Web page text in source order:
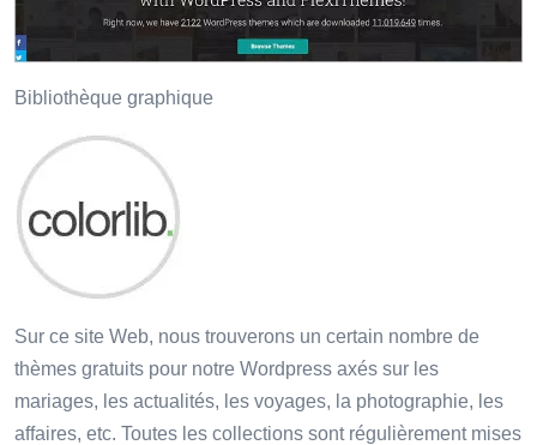
Bibliothèque graphique
Sur ce site Web, nous trouverons un certain nombre de
thèmes gratuits pour notre Wordpress axés sur les
mariages, les actualités, les voyages, la photographie, les
affaires, etc. Toutes les collections sont régulièrement mises